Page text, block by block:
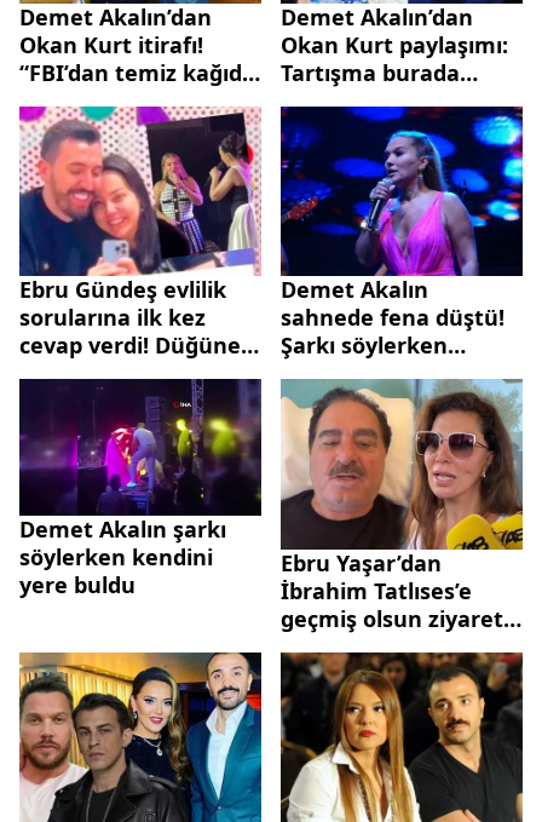
Demet Akalın’dan
Okan Kurt itirafı!
“FBI’dan temiz kağıdı
aldırdım”
Demet Akalın’dan
Okan Kurt paylaşımı:
Tartışma burada
bitmiştir
Ebru Gündeş evlilik
sorularına ilk kez
cevap verdi! Düğüne
sayılı günler kaldı
derken Demet Akalın
sahnede sordu,
Gündeş’ten bomba
yanıt: "Evlilik var mı?"
Demet Akalın
sahnede fena düştü!
Şarkı söylerken
kendini yere buldu
Demet Akalın şarkı
söylerken kendini
yere buldu
Ebru Yaşar’dan
İbrahim Tatlıses’e
geçmiş olsun ziyareti:
Bir kurşun
öldürmemiş kaza vız
gelir tırıs gider